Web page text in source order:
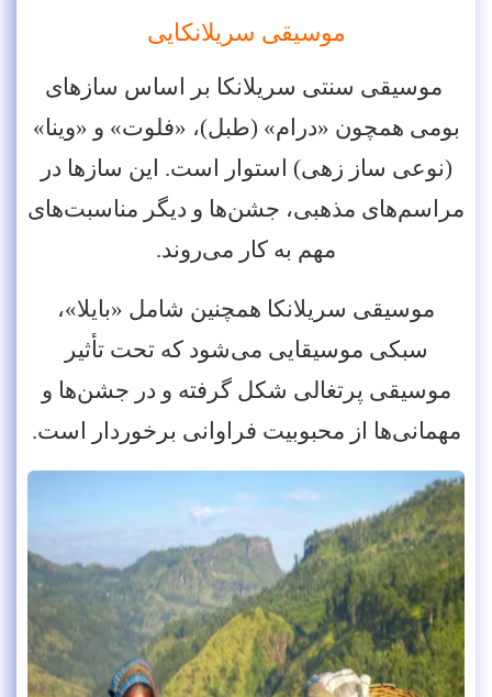
موسیقی سریلانکایی
موسیقی سنتی سریلانکا بر اساس سازهای
بومی همچون «درام» (طبل)، «فلوت» و «وینا»
(نوعی ساز زهی) استوار است. این سازها در
مراسم‌های مذهبی، جشن‌ها و دیگر مناسبت‌های
مهم به کار می‌روند.
موسیقی سریلانکا همچنین شامل «بایلا»،
سبکی موسیقایی می‌شود که تحت تأثیر
موسیقی پرتغالی شکل گرفته و در جشن‌ها و
مهمانی‌ها از محبوبیت فراوانی برخوردار است.